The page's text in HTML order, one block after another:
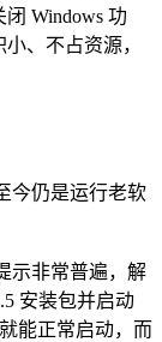
Windows 功
、不占资源，
今仍是运行老软
示非常普遍，解
安装包并启动
能正常启动，而